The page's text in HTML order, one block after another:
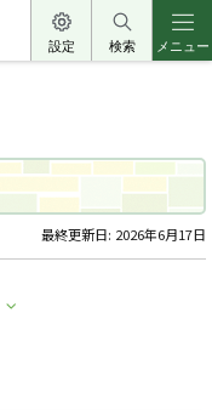
設定 検索 メニュー
最終更新日: 2026年6月17日